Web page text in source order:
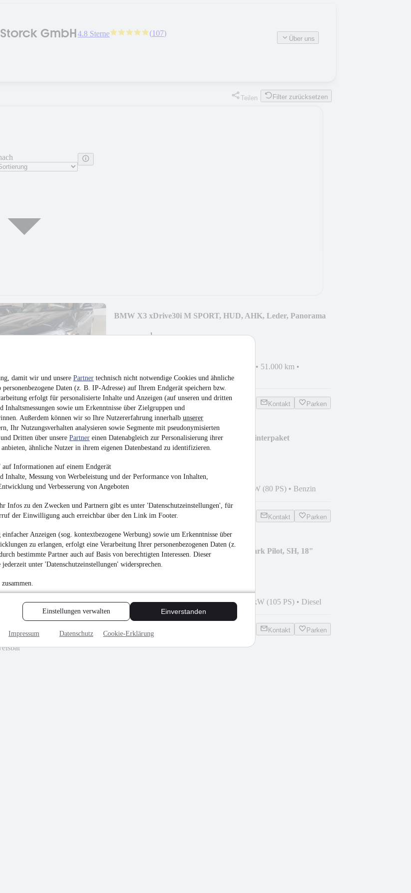
damit wir und unsere Partner technisch nicht notwendige Cookies und ähnliche
personenbezogene Daten (z. B. IP-Adresse) auf Ihrem Endgerät speichern bzw.
erfolgt für personalisierte Inhalte und Anzeigen (auf unseren und dritten
Inhaltsmessungen sowie um Erkenntnisse über Zielgruppen und
Außerdem können wir so Ihre Nutzererfahrung innerhalb unserer
Ihr Nutzungsverhalten analysieren sowie Segmente mit pseudonymisierten
Dritten über unsere Partner einen Datenabgleich zur Personalisierung ihrer
ähnliche Nutzer in ihrem eigenen Datenbestand zu identifizieren.
Informationen auf einem Endgerät
Inhalte, Messung von Werbeleistung und der Performance von Inhalten,
und Verbesserung von Angeboten
Infos zu den Zwecken und Partnern gibt es unter 'Datenschutzeinstellungen', für
der Einwilligung auch erreichbar über den Link im Footer.
Anzeigen (sog. kontextbezogene Werbung) sowie um Erkenntnisse über
zu erlangen, erfolgt eine Verarbeitung Ihrer personenbezogenen Daten (z.
bestimmte Partner auch auf Basis von berechtigten Interessen. Dieser
unter 'Datenschutzeinstellungen' widersprechen.
Einstellungen verwalten Einverstanden
Impressum Datenschutz Cookie-Erklärung
GmbH4.8 Sterne (107)
Über uns
Teilen Filter zurücksetzen
BMW X3 xDrive30i M SPORT, HUD, AHK, Leder, Panorama
26.500 €¹
• 51.000 km •
185 kW (252 PS)•Benzin
Kontakt Parken
Ford Fiesta 1,0, SYNC Edition, Klima, Winterpaket
Unfallfrei 59 kW (80 PS) • Benzin
Kontakt Parken
Volkswagen Beetle Lim. Design, Leder, Park Pilot, SH, 18"
Unfallfrei•EZ 06/2014•160.400 km• 77 kW (105 PS) • Diesel
Kontakt Parken